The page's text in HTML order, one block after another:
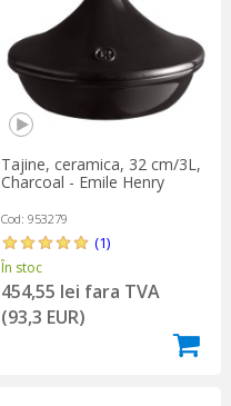
Tajine, ceramica, 32 cm/3L,
Charcoal - Emile Henry
Cod: 953279
(1)
În stoc
454,55 lei fara TVA
(93,3 EUR)